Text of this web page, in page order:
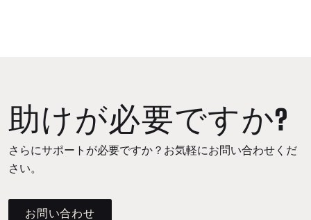
助けが必要ですか?
さらにサポートが必要ですか？お気軽にお問い合わせくだ
さい。
お問い合わせ